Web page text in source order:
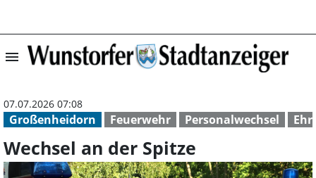
menu Wechsel an der
Großenheidorn Feuerwehr Personalwechsel
07.07.2026 07:08
Wechsel an der Spitze